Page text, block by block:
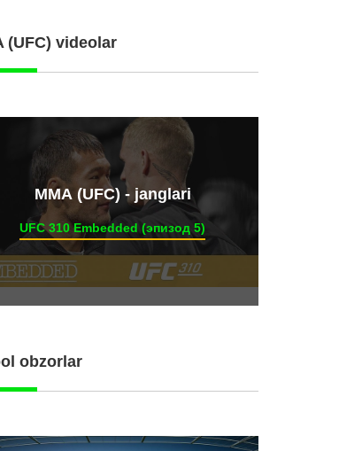
(UFC) videolar
ММА (UFC) - janglari
UFC 310 Embedded (эпизод 5)
obzorlar